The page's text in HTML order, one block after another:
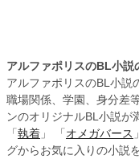
アルファポリスのBL小説
アルファポリスのBL小説
職場関係、学園、身分差
ンのオリジナルBL小説が
「 執着 」 「 オメガバース
グからお気に入りの小説